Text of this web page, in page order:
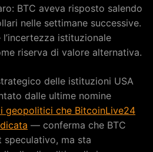
BTC aveva risposto salendo
nelle settimane successive.
istituzionale
riserva di valore alternativa.
delle istituzioni USA
dalle ultime nomine
geopolitici che BitcoinLive24
— conferma che BTC
speculativo, ma sta